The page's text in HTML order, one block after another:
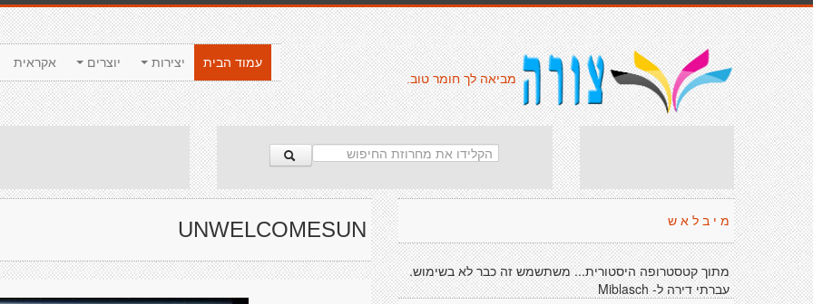
אקראית יוצרים יצירות
עמוד הבית
מביאה לך חומר טוב.
UNWELCOMESUN מ י ב ל א ש
מתוך קטסטרופה היסטורית... משתשמש זה כבר לא בשימוש.
עברתי דירה ל- Miblasch